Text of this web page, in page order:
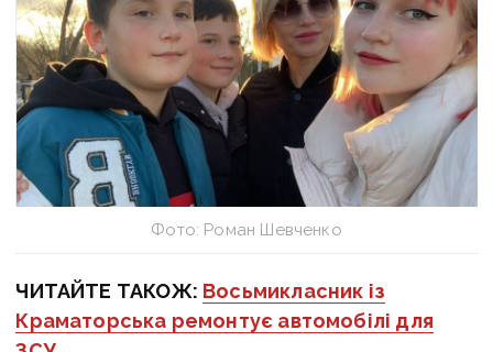
Фото: Роман Шевченко
ЧИТАЙТЕ ТАКОЖ: Восьмикласник із
Краматорська ремонтує автомобілі для